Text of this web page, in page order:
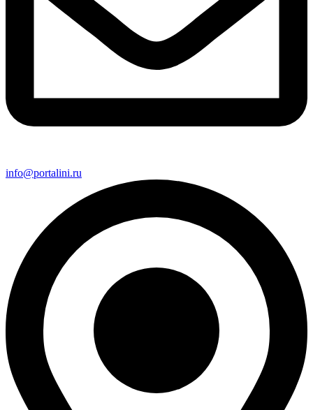
info@portalini.ru